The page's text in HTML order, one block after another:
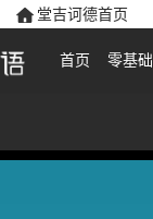
堂吉诃德首页
首页 零基础